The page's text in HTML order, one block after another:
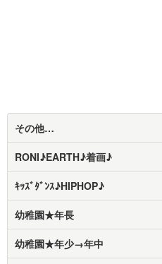
その他…
RONI♪EARTH♪着画♪
ｷｯｽﾞﾀﾞﾝｽ♪HIPHOP♪
幼稚園★年長
幼稚園★年少→年中